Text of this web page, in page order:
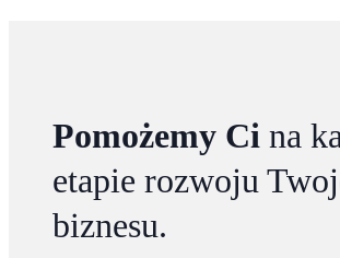
Pomożemy Ci na
etapie rozwoju
biznesu.